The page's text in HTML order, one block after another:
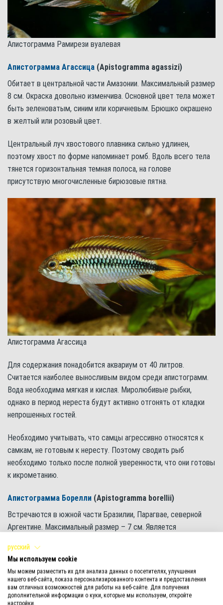
Апистограмма Рамирези вуалевая
Апистограмма Агассица (Apistogramma agassizi)
Обитает в центральной части Амазонии. Максимальный размер
8 см. Окраска довольно изменчива. Основной цвет тела может
быть зеленоватым, синим или коричневым. Брюшко окрашено
в желтый или розовый цвет.
Центральный луч хвостового плавника сильно удлинен,
поэтому хвост по форме напоминает ромб. Вдоль всего тела
тянется горизонтальная темная полоса, на голове
присутствую многочисленные бирюзовые пятна.
Апистограмма Агассица
Для содержания понадобится аквариум от 40 литров.
Считается наиболее выносливым видом среди апистограмм.
Вода необходима мягкая и кислая. Миролюбивые рыбки,
однако в период нереста будут активно отгонять от кладки
непрошенных гостей.
Необходимо учитывать, что самцы агрессивно относятся к
самкам, не готовым к нересту. Поэтому сводить рыб
необходимо только после полной уверенности, что они готовы
к икрометанию.
Апистограмма Борелли (Apistogramma borellii)
Встречаются в южной части Бразилии, Парагвае, северной
Аргентине. Максимальный размер – 7 см. Является
региона проживания. Обычно преобладают голубые и желтые
тона с бирюзовыми пятнами на голове. Основания лучей
плавников обычно голубые, а сами плавники желтые. Во время
нереста окраска самцов и самок становится почти
одинаковой, отличаясь только интенсивностью.
русский
Мы используем cookie
Мы можем разместить их для анализа данных о посетителях, улучшения
нашего веб-сайта, показа персонализированного контента и предоставления
вам отличных возможностей для работы на веб-сайте. Для получения
дополнительной информации о куки, которые мы используем, откройте
настройки.